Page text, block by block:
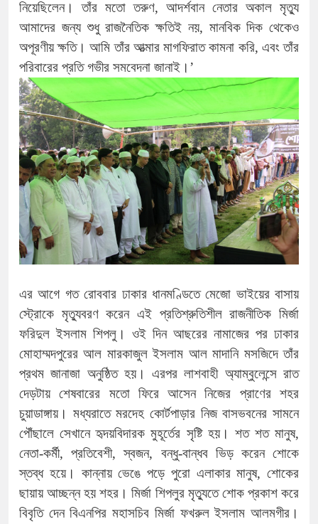
নিয়েছিলেন। তাঁর মতো তরুণ, আদর্শবান নেতার অকাল মৃত্যু
আমাদের জন্য শুধু রাজনৈতিক ক্ষতিই নয়, মানবিক দিক থেকেও
অপূরণীয় ক্ষতি। আমি তাঁর আত্মার মাগফিরাত কামনা করি, এবং তাঁর
পরিবারের প্রতি গভীর সমবেদনা জানাই।’
এর আগে গত রোববার ঢাকার ধানমণ্ডিতে মেজো ভাইয়ের বাসায়
স্ট্রোকে মৃত্যুবরণ করেন এই প্রতিশ্রুতিশীল রাজনীতিক মির্জা
ফরিদুল ইসলাম শিপলু। ওই দিন আছরের নামাজের পর ঢাকার
মোহাম্মদপুরের আল মারকাজুল ইসলাম আল মাদানি মসজিদে তাঁর
প্রথম জানাজা অনুষ্ঠিত হয়। এরপর লাশবাহী অ্যাম্বুলেন্সে রাত
দেড়টায় শেষবারের মতো ফিরে আসেন নিজের প্রাণের শহর
চুয়াডাঙ্গায়। মধ্যরাতে মরদেহ কোর্টপাড়ার নিজ বাসভবনের সামনে
পৌঁছালে সেখানে হৃদয়বিদারক মুহূর্তের সৃষ্টি হয়। শত শত মানুষ,
নেতা-কর্মী, প্রতিবেশী, স্বজন, বন্ধু-বান্ধব ভিড় করেন শোকে
স্তব্ধ হয়ে। কান্নায় ভেঙে পড়ে পুরো এলাকার মানুষ, শোকের
ছায়ায় আচ্ছন্ন হয় শহর। মির্জা শিপলুর মৃত্যুতে শোক প্রকাশ করে
বিবৃতি দেন বিএনপির মহাসচিব মির্জা ফখরুল ইসলাম আলমগীর।